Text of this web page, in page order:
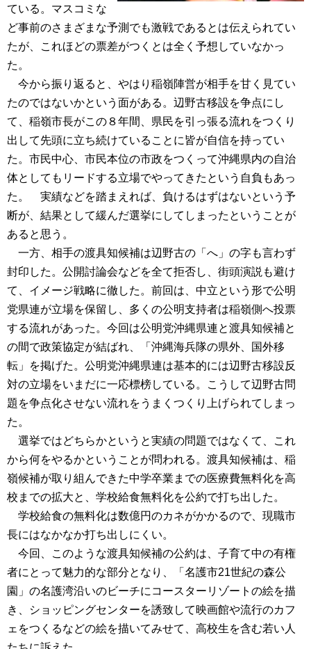
ている。マスコミな
ど事前のさまざまな予測でも激戦であるとは伝えられてい
たが、これほどの票差がつくとは全く予想していなかっ
た。
今から振り返ると、やはり稲嶺陣営が相手を甘く見てい
たのではないかという面がある。辺野古移設を争点にし
て、稲嶺市長がこの８年間、県民を引っ張る流れをつくり
出して先頭に立ち続けていることに皆が自信を持ってい
た。市民中心、市民本位の市政をつくって沖縄県内の自治
体としてもリードする立場でやってきたという自負もあっ
た。 実績などを踏まえれば、負けるはずはないという予
断が、結果として緩んだ選挙にしてしまったということが
あると思う。
一方、相手の渡具知候補は辺野古の「へ」の字も言わず
封印した。公開討論会などを全て拒否し、街頭演説も避け
て、イメージ戦略に徹した。前回は、中立という形で公明
党県連が立場を保留し、多くの公明支持者は稲嶺側へ投票
する流れがあった。今回は公明党沖縄県連と渡具知候補と
の間で政策協定が結ばれ、「沖縄海兵隊の県外、国外移
転」を掲げた。公明党沖縄県連は基本的には辺野古移設反
対の立場をいまだに一応標榜している。こうして辺野古問
題を争点化させない流れをうまくつくり上げられてしまっ
た。
選挙ではどちらかというと実績の問題ではなくて、これ
から何をやるかということが問われる。渡具知候補は、稲
嶺候補が取り組んできた中学卒業までの医療費無料化を高
校までの拡大と、学校給食無料化を公約で打ち出した。
学校給食の無料化は数億円のカネがかかるので、現職市
長にはなかなか打ち出しにくい。
今回、このような渡具知候補の公約は、子育て中の有権
者にとって魅力的な部分となり、「名護市21世紀の森公
園」の名護湾沿いのビーチにコースターリゾートの絵を描
き、ショッピングセンターを誘致して映画館や流行のカフ
ェをつくるなどの絵を描いてみせて、高校生を含む若い人